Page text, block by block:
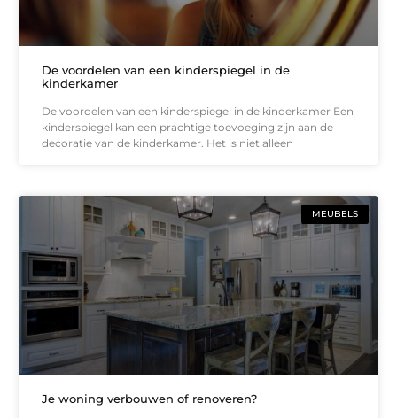
De voordelen van een kinderspiegel in de
kinderkamer
De voordelen van een kinderspiegel in de kinderkamer Een
kinderspiegel kan een prachtige toevoeging zijn aan de
decoratie van de kinderkamer. Het is niet alleen
MEUBELS
Je woning verbouwen of renoveren?